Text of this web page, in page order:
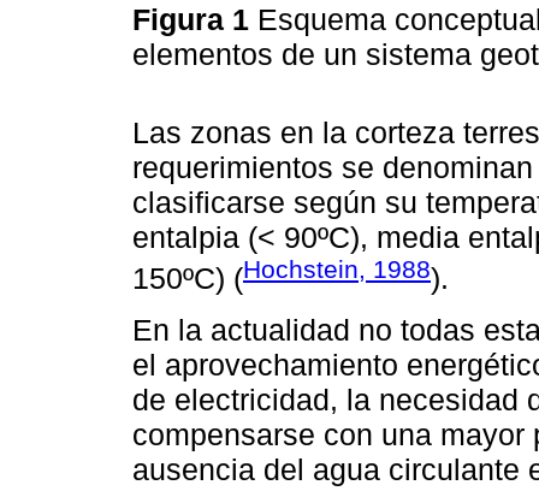
Figura 1 Esquema
elementos de un sistema
Las zonas en la corteza
requerimientos se
clasificarse según su
entalpia (< 90ºC), media
150ºC) (Hochstein, 1988).
En la actualidad no todas
el aprovechamiento
de electricidad, la necesidad
compensarse con una
ausencia del agua circulante